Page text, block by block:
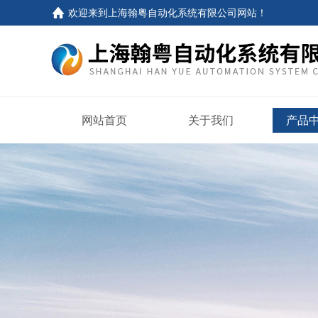
欢迎来到 上海翰粤自动化系统有限公司网站 ！
网站首页 关于我们 产品